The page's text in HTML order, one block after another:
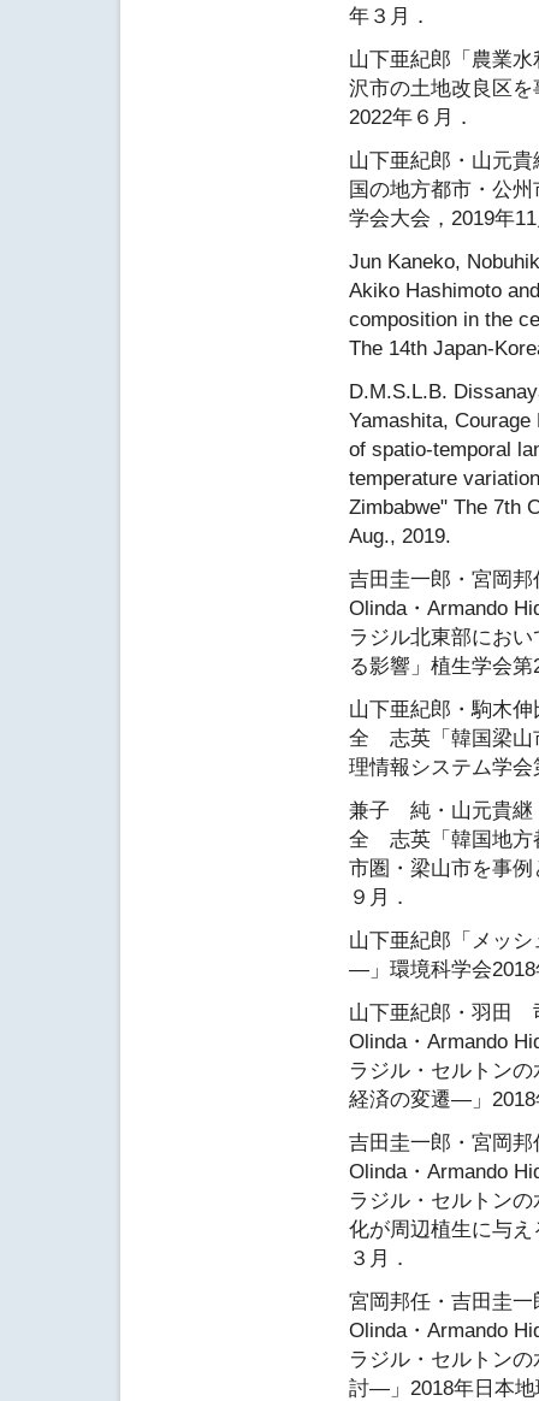
年３月．
山下亜紀郎「農業
沢市の土地改良区
2022年６月．
山下亜紀郎・山元
国の地方都市・公
学会大会，2019年
Jun Kaneko,
Akiko Hashimoto
composition in the
The 14th Japan-
D.M.S.L.B.
Yamashita,
of spatio-temporal
temperature
Zimbabwe" The 7th
Aug., 2019.
吉田圭一郎・宮岡
Olinda・Armando
ラジル北東部にお
る影響」植生学会
山下亜紀郎・駒木
全 志英「韓国梁山
理情報システム学
兼子 純・山元貴継
全 志英「韓国地方
市圏・梁山市を事
９月．
山下亜紀郎「メッ
―」環境科学会2018
山下亜紀郎・羽田
Olinda・Armando
ラジル・セルトン
経済の変遷―」2018
吉田圭一郎・宮岡
Olinda・Armando
ラジル・セルトン
化が周辺植生に与
３月．
宮岡邦任・吉田圭
Olinda・Armando
ラジル・セルトン
討―」2018年日本地